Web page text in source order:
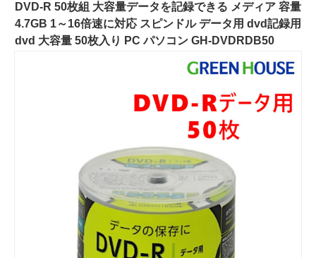
DVD-R 50枚組 大容量データを記録できる メディア 容量
4.7GB 1～16倍速に対応 スピンドル データ用 dvd記録用
dvd 大容量 50枚入り PC パソコン GH-DVDRDB50